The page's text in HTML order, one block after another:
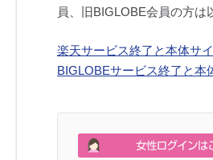
員、旧BIGLOBE会員の方は
楽天サービス終了と本体サ
BIGLOBEサービス終了と本